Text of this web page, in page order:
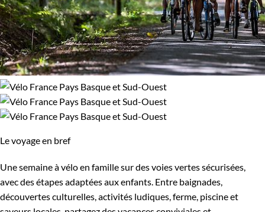
Le voyage en bref
Une semaine à vélo en famille sur des voies vertes sécurisées,
avec des étapes adaptées aux enfants. Entre baignades,
découvertes culturelles, activités ludiques, ferme, piscine et